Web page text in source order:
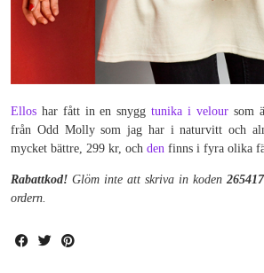
Ellos har fått in en snyggtunika i veloursom
från Odd Molly som jag har i naturvitt och
mycket bättre, 299 kr, och den finns i fyra olika
Rabattkod! Glöm inte att skriva in koden 265417
ordern.